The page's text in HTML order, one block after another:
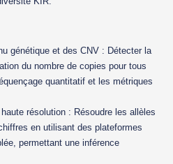
génétique et des CNV : Détecter la
du nombre de copies pour tous
quantitatif et les métriques
résolution : Résoudre les allèles
en utilisant des plateformes
permettant une inférence